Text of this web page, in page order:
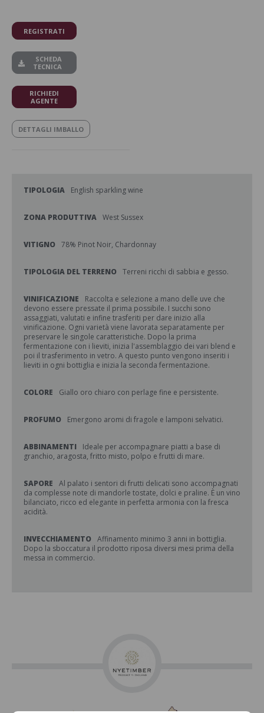
REGISTRATI
SCHEDA
TECNICA
RICHIEDI
AGENTE
DETTAGLI IMBALLO
TIPOLOGIA English sparkling wine
ZONA PRODUTTIVA West Sussex
VITIGNO 78% Pinot Noir, Chardonnay
TIPOLOGIA DEL TERRENO Terreni ricchi di sabbia e gesso.
VINIFICAZIONE
Raccolta e selezione a mano delle uve che
devono essere pressate il prima possibile. I succhi sono
assaggiati, valutati e infine trasferiti per dare inizio alla
vinificazione. Ogni varietà viene lavorata separatamente per
preservare le singole caratteristiche. Dopo la prima
fermentazione con i lieviti, inizia l'assemblaggio dei vari blend e
poi il trasferimento in vetro. A questo punto vengono inseriti i
lieviti in ogni bottiglia e inizia la seconda fermentazione.
COLORE Giallo oro chiaro con perlage fine e persistente.
PROFUMO Emergono aromi di fragole e lamponi selvatici.
ABBINAMENTI
Ideale per accompagnare piatti a base di
granchio, aragosta, fritto misto, polpo e frutti di mare.
SAPORE
Al palato i sentori di frutti delicati sono accompagnati
da complesse note di mandorle tostate, dolci e praline. È un vino
bilanciato, ricco ed elegante in perfetta armonia con la fresca
acidità.
INVECCHIAMENTO Affinamento minimo 3 anni in bottiglia.
Dopo la sboccatura il prodotto riposa diversi mesi prima della
messa in commercio.